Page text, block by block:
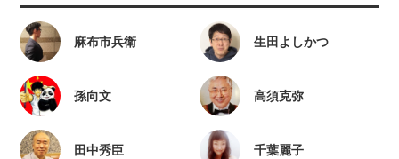
麻布市兵衛 生田よしかつ
孫向文 高須克弥
田中秀臣 千葉麗子